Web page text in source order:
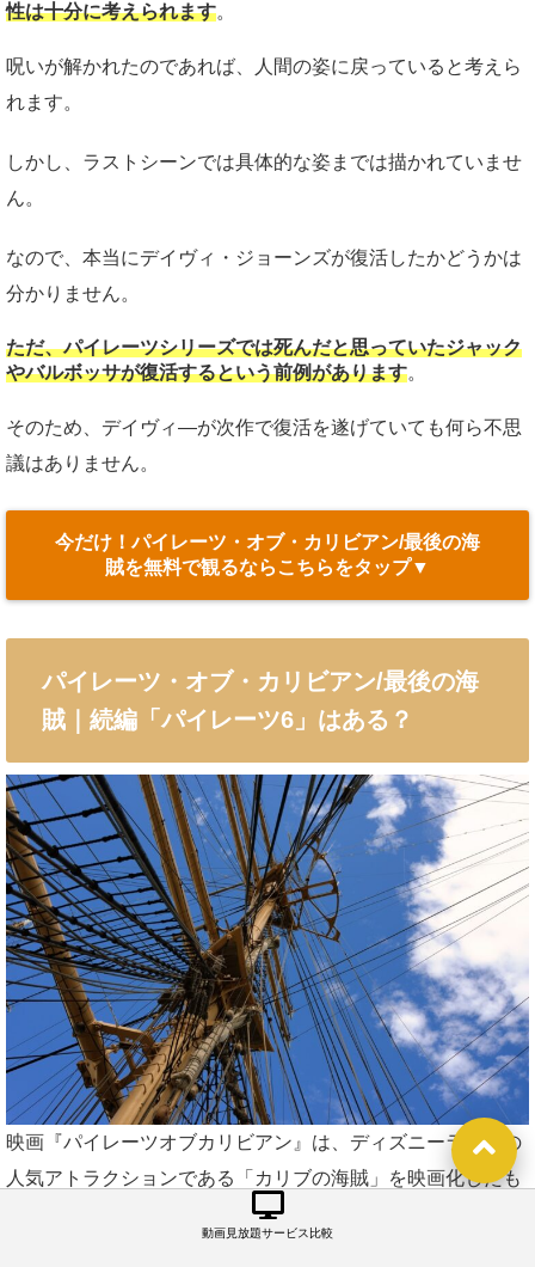
性は十分に考えられます。
呪いが解かれたのであれば、人間の姿に戻っていると考えら
れます。
しかし、ラストシーンでは具体的な姿までは描かれていませ
ん。
なので、本当にデイヴィ・ジョーンズが復活したかどうかは
分かりません。
ただ、パイレーツシリーズでは死んだと思っていたジャック
やバルボッサが復活するという前例があります。
そのため、デイヴィ―が次作で復活を遂げていても何ら不思
議はありません。
今だけ！パイレーツ・オブ・カリビアン/最後の海
賊を無料で観るならこちらをタップ▼
パイレーツ・オブ・カリビアン/最後の海
賊｜ 続編「パイレーツ6 」はある？
映画『パイレーツオブカリビアン』は、ディズニーランドの
人気アトラクションである「カリブの海賊」を映画化したも
動画見放題サービス比較